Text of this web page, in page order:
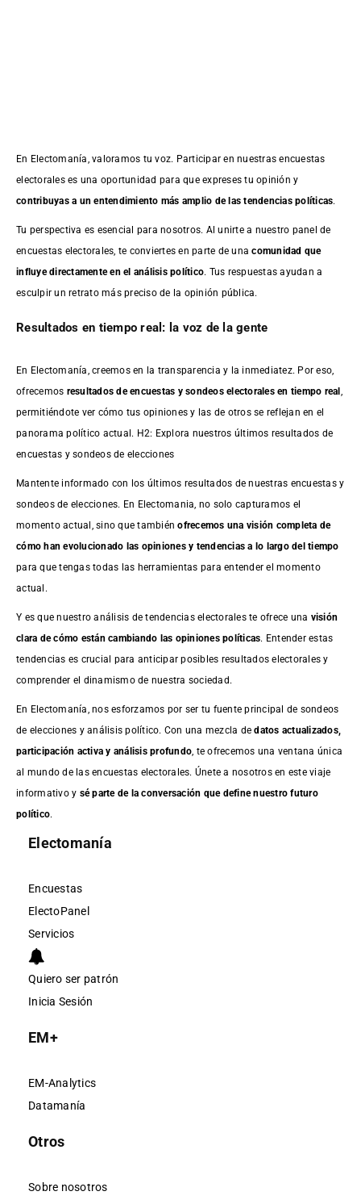
En Electomanía, valoramos tu voz. Participar en nuestras encuestas
electorales es una oportunidad para que expreses tu opinión y
contribuyas a un entendimiento más amplio de las tendencias políticas.
Tu perspectiva es esencial para nosotros. Al unirte a nuestro panel de
encuestas electorales, te conviertes en parte de unacomunidad que
influye directamente en el análisis político. Tus respuestas ayudan a
esculpir un retrato más preciso de la opinión pública.
Resultados en tiempo real: la voz de la gente
En Electomanía, creemos en la transparencia y la inmediatez. Por eso,
ofrecemos resultados deencuestas y sondeos electorales en tiempo real
permitiéndote ver cómo tus opiniones y las de otros se reflejan en el
panorama político actual. H2: Explora nuestros últimos resultados de
encuestas y sondeos de elecciones
Mantente informado con los últimos resultados de nuestras encuestasy
sondeos de elecciones. En Electomania, no solo capturamos el
momento actual, sino que tambiénofrecemos una visión completa de
cómo han evolucionado las opiniones y tendencias a lo largo del tiempo
para que tengas todas las herramientas para entender el momento
actual.
Y es que nuestro análisis de tendencias electorales te ofrece una visión
clara de cómo están cambiando las opiniones políticas. Entender estas
tendencias es crucial para anticipar posibles resultados electorales y
comprender el dinamismo de nuestra sociedad.
En Electomanía, nos esforzamos por ser tu fuente principal de sondeos
de elecciones y análisis político. Con una mezcla dedatos actualizados,
participación activa y análisis profundo , te ofrecemos una ventana única
al mundo de las encuestas electorales. Únete a nosotros en este viaje
informativo y sé parte de la conversación que define nuestro futuro
político.
Electomanía
Encuestas
ElectoPanel
Servicios
Quiero ser patrón
Inicia Sesión
EM+
EM-Analytics
Datamanía
Otros
Sobre nosotros